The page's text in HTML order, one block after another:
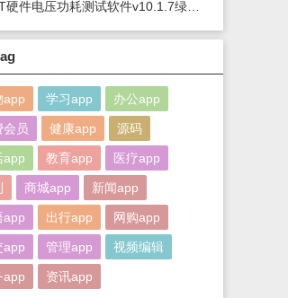
app 学习app 办公app
会员 健康app 源码
app 教育app 医疗app
商城app 新闻app
app 出行app 网购app
app 管理app 视频编辑
app 资讯app